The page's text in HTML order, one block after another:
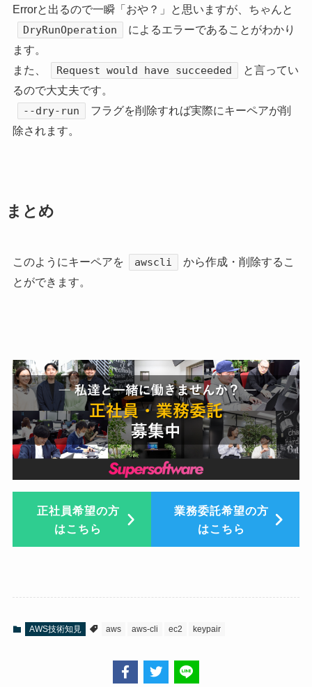
Errorと出るので一瞬「おや？」と思いますが、ちゃんと
DryRunOperation
によるエラーであることがわかり
ます。
また、
Request would have succeeded
と言ってい
るので大丈夫です。
--dry-run
フラグを削除すれば実際にキーペアが削
除されます。
まとめ
このようにキーペアを awscli
から作成・削除するこ
とができます。
正社員希望の方
はこちら
業務委託希望の方
はこちら
AWS技術知見 aws aws-cli ec2 keypair